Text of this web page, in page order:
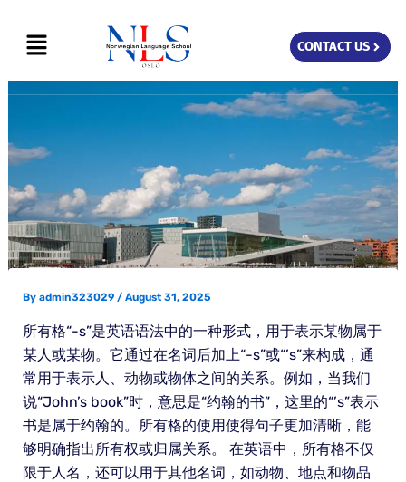
content
Menu CONTACT US
By admin323029 / August 31, 2025
所有格“-s”是英语语法中的一种形式，用于表示某物属于
某人或某物。它通过在名词后加上“-s”或“’s”来构成，通
常用于表示人、动物或物体之间的关系。例如，当我们
说“John’s book”时，意思是“约翰的书”，这里的“’s”表示
书是属于约翰的。所有格的使用使得句子更加清晰，能
够明确指出所有权或归属关系。 在英语中，所有格不仅
限于人名，还可以用于其他名词，如动物、地点和物品